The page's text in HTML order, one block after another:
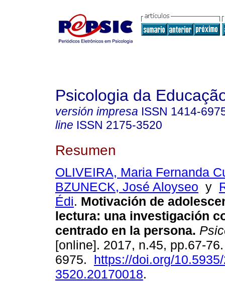
Psicologia da
versión impresa ISSN 1414-
line ISSN 2175-3520
Resumen
OLIVEIRA, Maria Fernanda
BZUNECK, José Aloyseo y
Édi. Motivación de
lectura: una investigación
centrado en la persona.
[online]. 2017, n.45, pp.67-
6975. https://doi.org/
3520.20170018.